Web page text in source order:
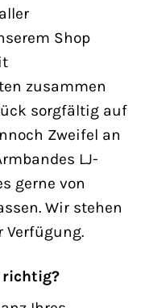
Shop
zusammen
sorgfältig auf
Zweifel an
LJ-
gerne von
Wir stehen
Verfügung.
richtig?